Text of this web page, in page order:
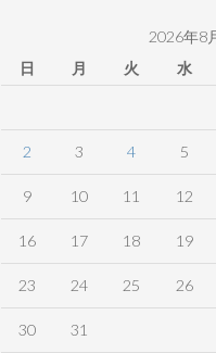
2026年8
日
月 火 水
2 3 4 5
9 10 11 12
16 17 18 19
23 24 25 26
30 31